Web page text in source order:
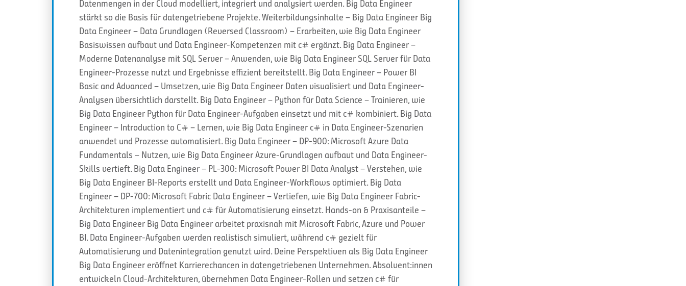
Datenmengen in der Cloud modelliert, integriert und analysiert werden. Big Data Engineer
stärkt so die Basis für datengetriebene Projekte. Weiterbildungsinhalte – Big Data Engineer Big
Data Engineer – Data Grundlagen (Reversed Classroom) – Erarbeiten, wie Big Data Engineer
Basiswissen aufbaut und Data Engineer-Kompetenzen mit c# ergänzt. Big Data Engineer –
Moderne Datenanalyse mit SQL Server – Anwenden, wie Big Data Engineer SQL Server für Data
Engineer-Prozesse nutzt und Ergebnisse effizient bereitstellt. Big Data Engineer – Power BI
Basic and Advanced – Umsetzen, wie Big Data Engineer Daten visualisiert und Data Engineer-
Analysen übersichtlich darstellt. Big Data Engineer – Python für Data Science – Trainieren, wie
Big Data Engineer Python für Data Engineer-Aufgaben einsetzt und mit c# kombiniert. Big Data
Engineer – Introduction to C# – Lernen, wie Big Data Engineer c# in Data Engineer-Szenarien
anwendet und Prozesse automatisiert. Big Data Engineer – DP-900: Microsoft Azure Data
Fundamentals – Nutzen, wie Big Data Engineer Azure-Grundlagen aufbaut und Data Engineer-
Skills vertieft. Big Data Engineer – PL-300: Microsoft Power BI Data Analyst – Verstehen, wie
Big Data Engineer BI-Reports erstellt und Data Engineer-Workflows optimiert. Big Data
Engineer – DP-700: Microsoft Fabric Data Engineer – Vertiefen, wie Big Data Engineer Fabric-
Architekturen implementiert und c# für Automatisierung einsetzt. Hands-on & Praxisanteile –
Big Data Engineer Big Data Engineer arbeitet praxisnah mit Microsoft Fabric, Azure und Power
BI. Data Engineer-Aufgaben werden realistisch simuliert, während c# gezielt für
Automatisierung und Datenintegration genutzt wird. Deine Perspektiven als Big Data Engineer
Big Data Engineer eröffnet Karrierechancen in datengetriebenen Unternehmen. Absolvent:innen
entwickeln Cloud-Architekturen, übernehmen Data Engineer-Rollen und setzen c# für